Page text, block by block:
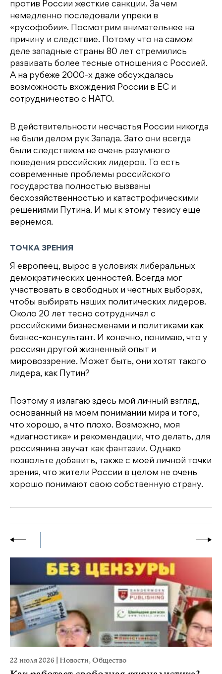
против России жесткие санкции. За чем
немедленно последовали упреки в
«русофобии». Посмотрим внимательнее на
причину и следствие. Потому что на самом
деле западные страны 80 лет стремились
развивать более тесные отношения с Россией.
А на рубеже 2000-х даже обсуждалась
возможность вхождения России в ЕС и
сотрудничество с НАТО.
В действительности несчастья России никогда
не были делом рук Запада. Зато они всегда
были следствием не очень разумного
поведения российских лидеров. То есть
современные проблемы российского
государства полностью вызваны
бесхозяйственностью и катастрофическими
решениями Путина. И мы к этому тезису еще
вернемся.
ТОЧКА ЗРЕНИЯ
Я европеец, вырос в условиях либеральных
демократических ценностей. Всегда мог
участвовать в свободных и честных выборах,
чтобы выбирать наших политических лидеров.
Около 20 лет тесно сотрудничал с
российскими бизнесменами и политиками как
бизнес-консультант. И конечно, понимаю, что у
россиян другой жизненный опыт и
мировоззрение. Может быть, они хотят такого
лидера, как Путин?
Поэтому я излагаю здесь мой личный взгляд,
основанный на моем понимании мира и того,
что хорошо, а что плохо. Возможно, моя
«диагностика» и рекомендации, что делать, для
россиянина звучат как фантазии. Однако
позвольте добавить, также с моей личной точки
зрения, что жители России в целом не очень
хорошо понимают свою собственную страну.
22 июля 2026 Новости,Общество